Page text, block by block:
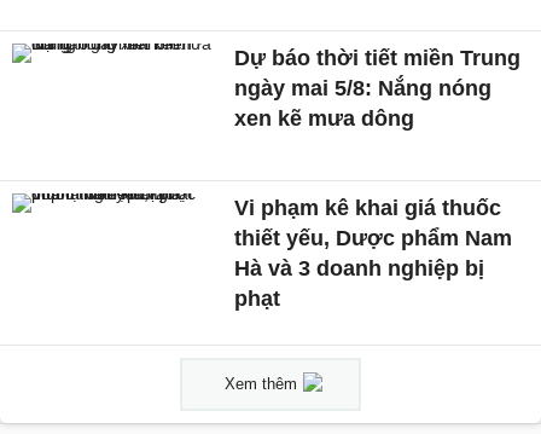
Dự báo thời tiết miền Trung
ngày mai 5/8: Nắng nóng
xen kẽ mưa dông
Vi phạm kê khai giá thuốc
thiết yếu, Dược phẩm Nam
Hà và 3 doanh nghiệp bị
phạt
Xem thêm